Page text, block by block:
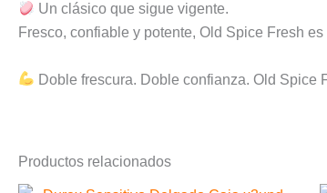
Un clásico que sigue vigente.
Fresco, confiable y potente, Old Spice Fresh
Doble frescura. Doble confianza. Old Spice
Productos relacionados